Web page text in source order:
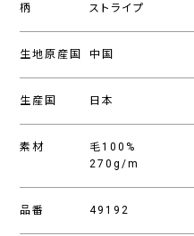
柄 ストライプ
生地原産国 中国
生産国 日本
素材
毛100%
270g/m
品番 49192